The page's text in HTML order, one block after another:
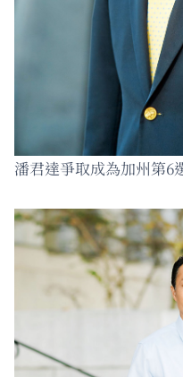
潘君達爭取成為加州第6